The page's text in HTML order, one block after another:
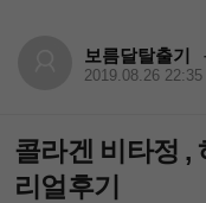
보름달탈출기 ·
2019.08.26 22:35
콜라겐 비타정 ,
리얼후기